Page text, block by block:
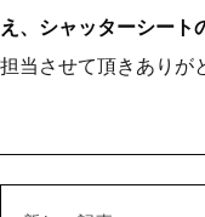
え、シャッターシート
担当させて頂きありが